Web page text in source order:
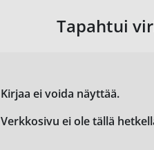
Tapahtui
Kirjaa ei voida näyttää.
Verkkosivu ei ole tällä